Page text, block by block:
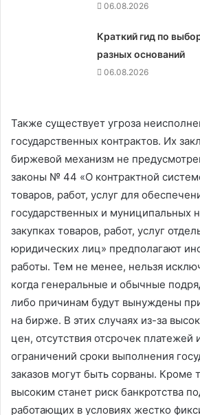
06.08.2026
Краткий гид по
разных оснований
06.08.2026
Также существует угроза
государственных контрактов. Их
биржевой механизм не
законы № 44 «О контрактной
товаров, работ, услуг для
государственных и
закупках товаров, работ, услуг
юридических лиц» предполагают
работы. Тем не менее, нельзя
когда генеральные и обычные
либо причинам будут вынуждены
на бирже. В этих случаях из-за
цен, отсутствия отсрочек платежей
ограничений сроки выполнения
заказов могут быть сорваны. Кроме
высоким станет риск банкротства
работающих в условиях жестко